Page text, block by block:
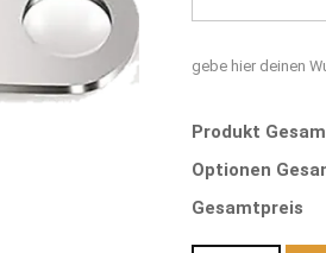
gebe hier deinen
Produkt
Optionen
Gesamtpreis